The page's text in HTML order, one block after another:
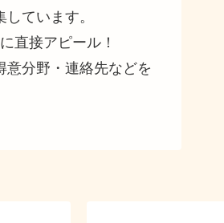
ています。
直接アピール！
意分野・連絡先などを